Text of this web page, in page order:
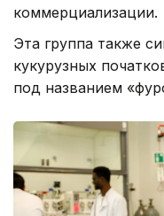
коммерциализации.
Эта группа также
кукурузных
под названием